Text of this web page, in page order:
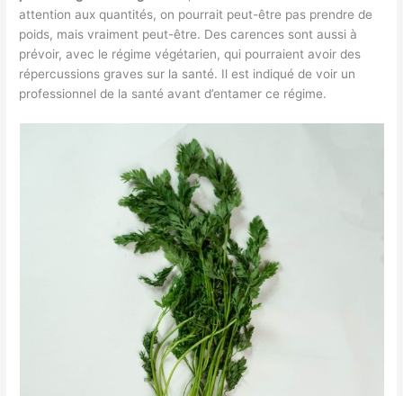
attention aux quantités, on pourrait peut-être pas prendre de
poids, mais vraiment peut-être. Des carences sont aussi à
prévoir, avec le régime végétarien, qui pourraient avoir des
répercussions graves sur la santé. Il est indiqué de voir un
professionnel de la santé avant d’entamer ce régime.